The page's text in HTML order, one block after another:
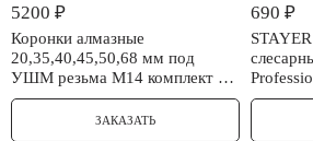
5200 ₽
Коронки алмазные
20,35,40,45,50,68 мм под
УШМ резьма М14 комплект 6
шт в чемоданчике
ЗАКАЗАТЬ
690 ₽
STAYER Hercules, 400 г,